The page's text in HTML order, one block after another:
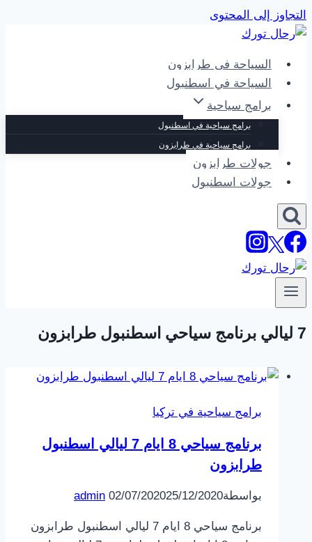
التجاوز إلى المحتوى
السياحة في طرابزون
السياحة في اسطنبول
برامج سياحية
برامج سياحية في اسطنبول
برامج سياحية في طرابزون
جولات طرابزون
جولات اسطنبول
7 ليالي برنامج سياحي اسطنبول طرابزون
برامج سياحية في تركيا
برنامج سياحي 8 ايام 7 ليالي اسطنبول
طرابزون
بواسطة admin 02/07/202025/12/2020
برنامج سياحي 8 ايام 7 ليالي اسطنبول طرابزون